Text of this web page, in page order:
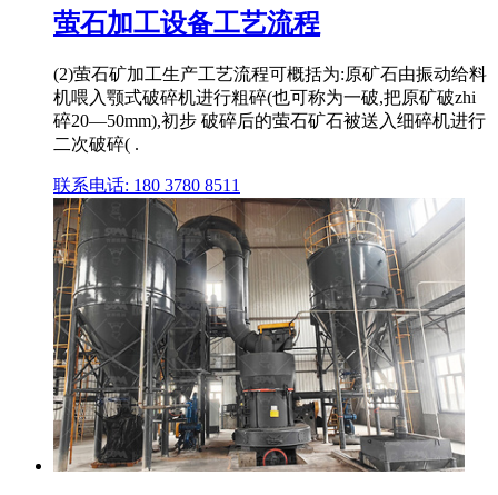
萤石加工设备工艺流程
(2)萤石矿加工生产工艺流程可概括为:原矿石由振动给料
机喂入颚式破碎机进行粗碎(也可称为一破,把原矿破zhi
碎20—50mm),初步 破碎后的萤石矿石被送入细碎机进行
二次破碎( .
联系电话: 180 3780 8511